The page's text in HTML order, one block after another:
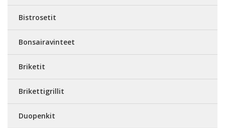
Bistrosetit
Bonsairavinteet
Briketit
Brikettigrillit
Duopenkit